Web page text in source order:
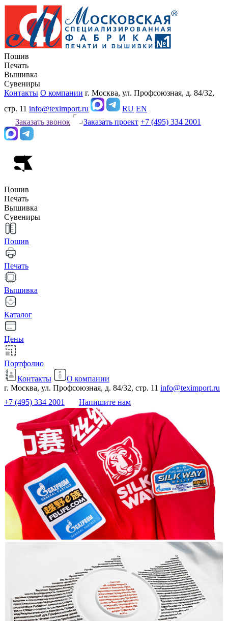
Пошив
Печать
Вышивка
Сувениры
Контакты О компании г. Москва, ул. Профсоюзная, д. 84/32,
стр. 11 info@teximport.ru RU EN
Заказать звонок
Заказать проект +7 (495) 334 2001
Пошив
Печать
Вышивка
Сувениры
Пошив
Печать
Вышивка
Каталог
Цены
Портфолио
Контакты
О компании
г. Москва, ул. Профсоюзная, д. 84/32, стр. 11 info@teximport.ru
+7 (495) 334 2001
Напишите нам